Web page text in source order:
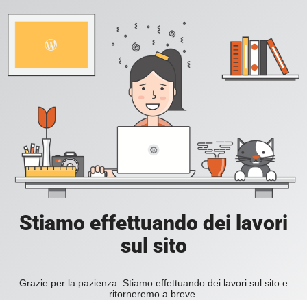
Stiamo effettuando dei lavori
sul sito
Grazie per la pazienza. Stiamo effettuando dei lavori sul sito e
ritorneremo a breve.